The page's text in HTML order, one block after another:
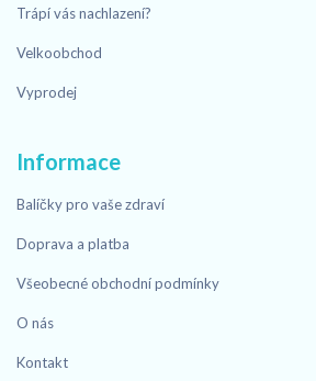
Trápí vás nachlazení?
Velkoobchod
Vyprodej
Informace
Balíčky pro vaše zdraví
Doprava a platba
Všeobecné obchodní podmínky
O nás
Kontakt